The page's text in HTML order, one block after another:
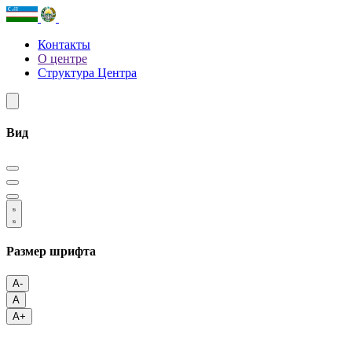
Контакты
О центре
Структура Центра
Вид
Размер шрифта
A-
A
A+